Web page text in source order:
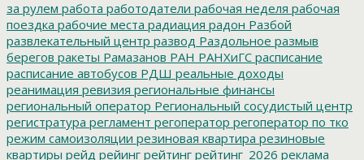
за рулем работа работодатели рабочая неделя рабочая
поездка рабочие места радиация радон Разбой
развлекательный центр развод Раздольное размыв
берегов ракеты Рамазанов РАН РАНХиГС расписание
расписание автобусов РДШ реальные доходы
реанимация ревизия региональные финансы
региональный оператор Региональный сосудистый центр
регистратура регламент регоператор регоператор по тко
режим самоизоляции резиновая квартира резиновые
квартиры рейд рейинг рейтинг рейтинг_2026 реклама